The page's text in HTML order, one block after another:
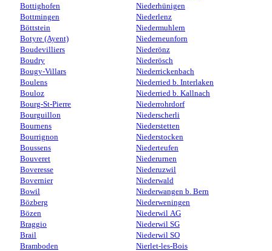
Bottighofen
Bottmingen
Böttstein
Botyre (Ayent)
Boudevilliers
Boudry
Bougy-Villars
Boulens
Bouloz
Bourg-St-Pierre
Bourguillon
Bournens
Bourrignon
Boussens
Bouveret
Boveresse
Bovernier
Bowil
Bözberg
Bözen
Braggio
Brail
Bramboden
Niederhünigen
Niederlenz
Niedermuhlern
Niederneunforn
Niederönz
Niederösch
Niederrickenbach
Niederried b. Interlaken
Niederried b. Kallnach
Niederrohrdorf
Niederscherli
Niederstetten
Niederstocken
Niederteufen
Niederurnen
Niederuzwil
Niederwald
Niederwangen b. Bern
Niederweningen
Niederwil AG
Niederwil SG
Niederwil SO
Nierlet-les-Bois